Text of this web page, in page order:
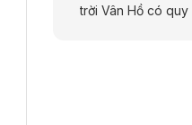
trời Vân Hồ có